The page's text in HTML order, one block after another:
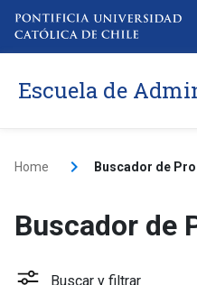
Escuela de
Home Buscador de
Buscador de
Buscar y filtrar